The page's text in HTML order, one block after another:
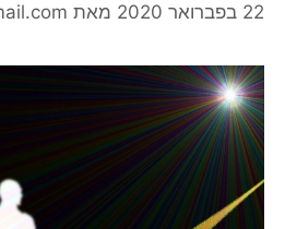
22 בפברואר 2020 מאת